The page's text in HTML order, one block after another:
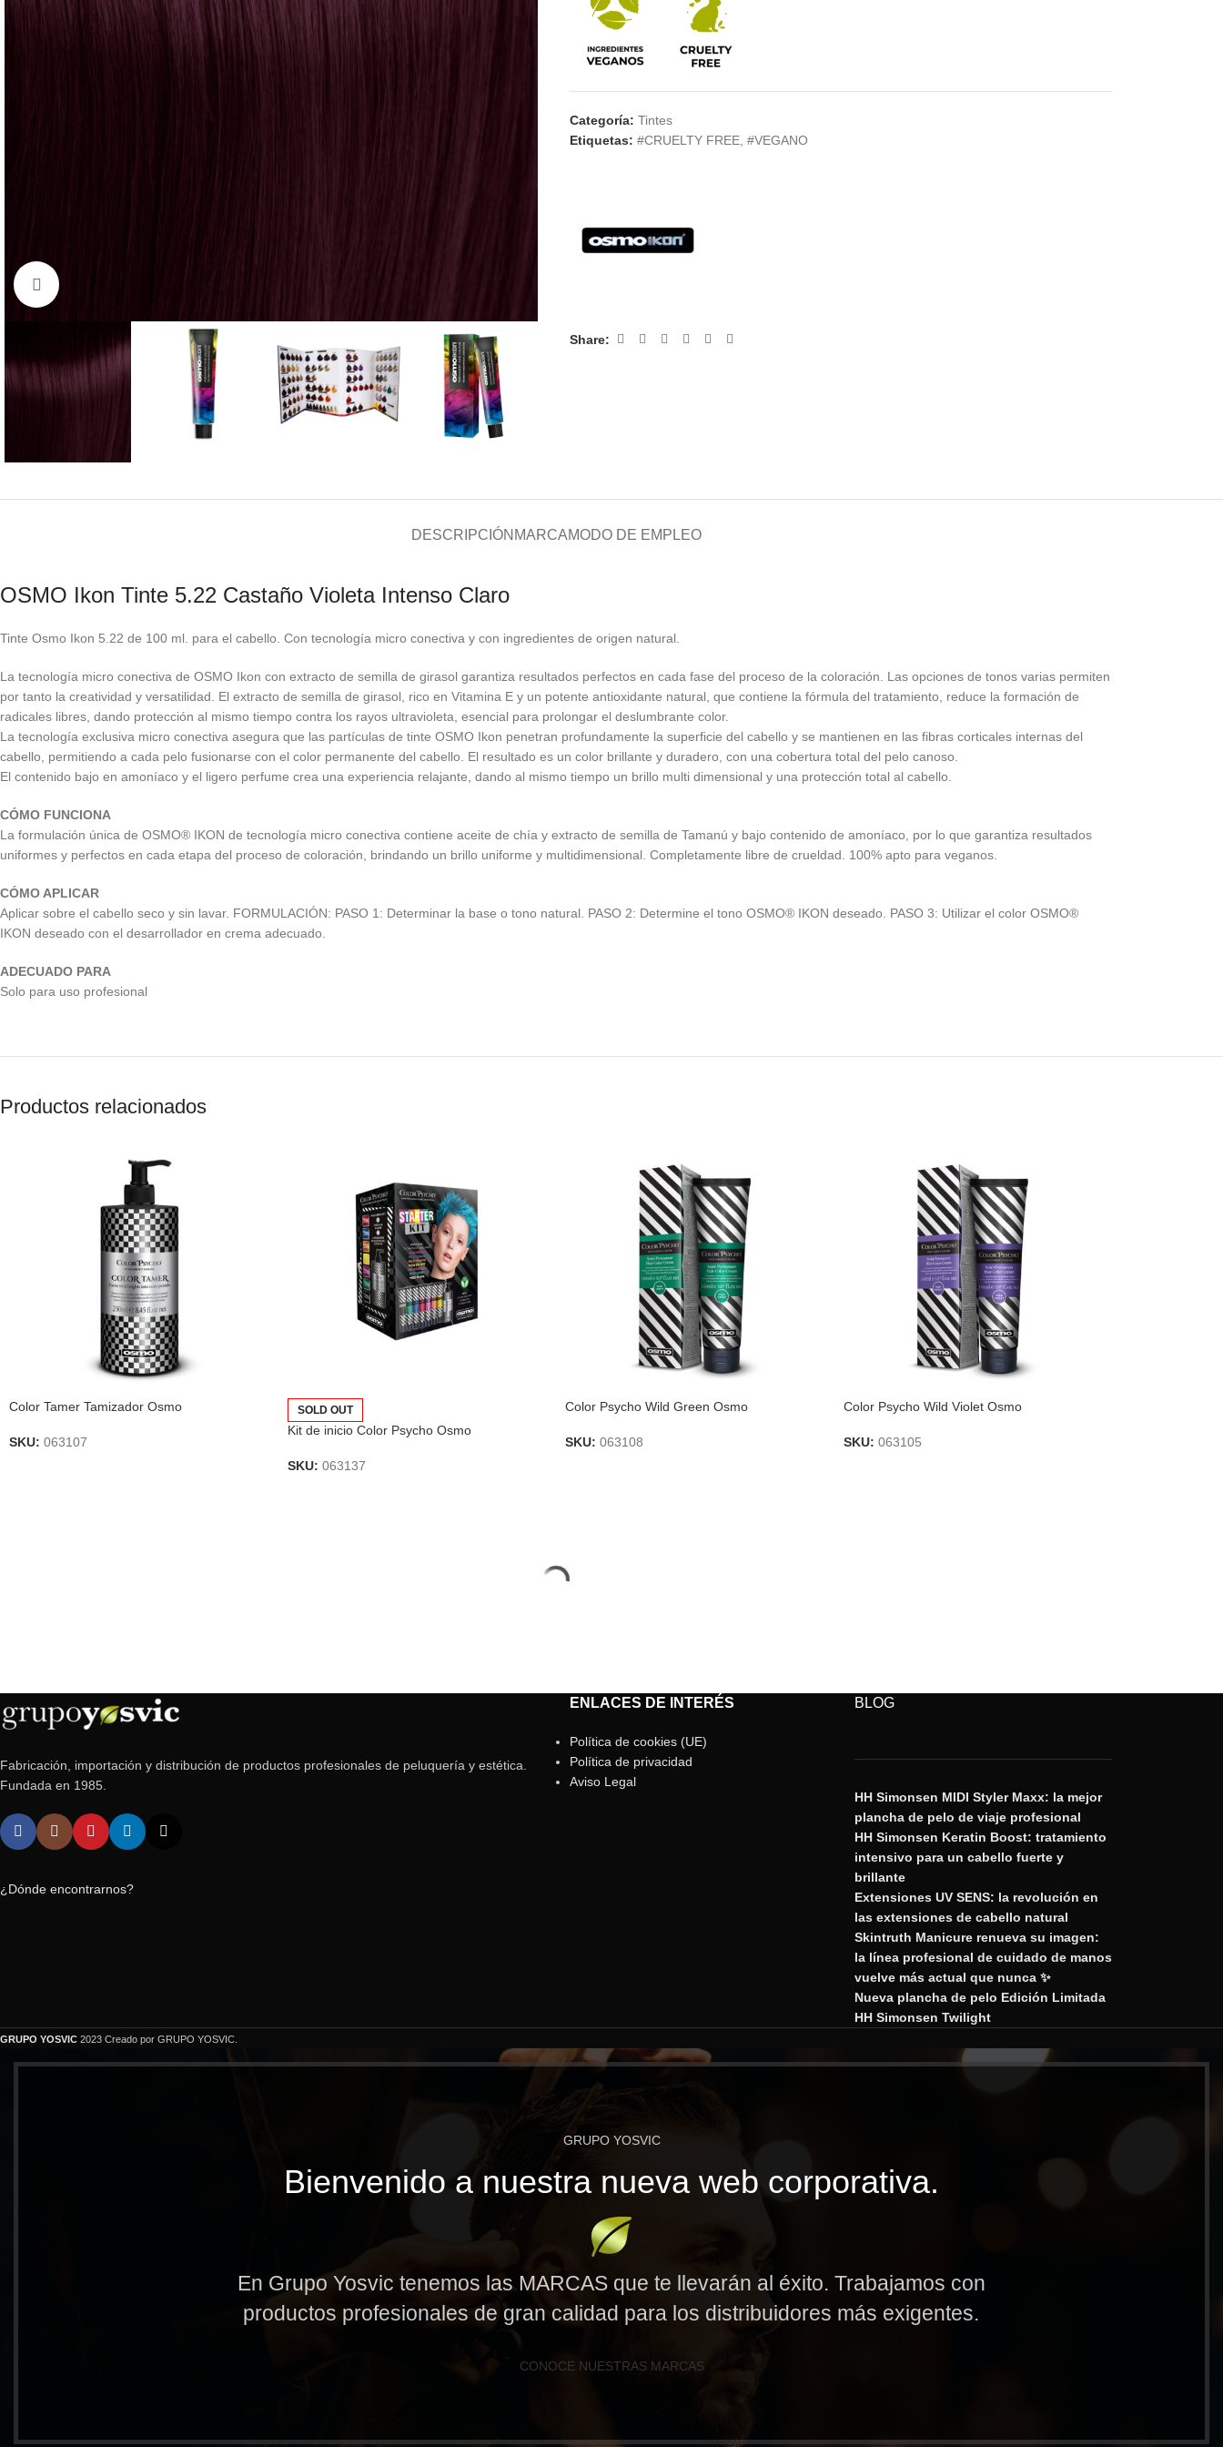
Categoría: Tintes
Etiquetas: #CRUELTY FREE, #VEGANO
Share:
DESCRIPCIÓN MARCAMODO DE EMPLEO
OSMO Ikon Tinte 5.22 Castaño Violeta Intenso Claro
Tinte Osmo Ikon 5.22 de 100 ml. para el cabello. Con tecnología micro conectiva y con ingredientes de origen natural.
La tecnología micro conectiva de OSMO Ikon con extracto de semilla de girasol garantiza resultados perfectos en cada fase del proceso de la coloración. Las opciones de tonos varias permiten
por tanto la creatividad y versatilidad. El extracto de semilla de girasol, rico en Vitamina E y un potente antioxidante natural, que contiene la fórmula del tratamiento, reduce la formación de
radicales libres, dando protección al mismo tiempo contra los rayos ultravioleta, esencial para prolongar el deslumbrante color.
La tecnología exclusiva micro conectiva asegura que las partículas de tinte OSMO Ikon penetran profundamente la superficie del cabello y se mantienen en las fibras corticales internas del
cabello, permitiendo a cada pelo fusionarse con el color permanente del cabello. El resultado es un color brillante y duradero, con una cobertura total del pelo canoso.
El contenido bajo en amoníaco y el ligero perfume crea una experiencia relajante, dando al mismo tiempo un brillo multi dimensional y una protección total al cabello.
CÓMO FUNCIONA
La formulación única de OSMO® IKON de tecnología micro conectiva contiene aceite de chía y extracto de semilla de Tamanú y bajo contenido de amoníaco, por lo que garantiza resultados
uniformes y perfectos en cada etapa del proceso de coloración, brindando un brillo uniforme y multidimensional. Completamente libre de crueldad. 100% apto para veganos.
CÓMO APLICAR
Aplicar sobre el cabello seco y sin lavar. FORMULACIÓN: PASO 1: Determinar la base o tono natural. PASO 2: Determine el tono OSMO® IKON deseado. PASO 3: Utilizar el color OSMO®
IKON deseado con el desarrollador en crema adecuado.
ADECUADO PARA
Solo para uso profesional
Productos relacionados
Color Tamer Tamizador Osmo
SKU: 063107
SOLD OUT
Kit de inicio Color Psycho Osmo
SKU: 063137
Color Psycho Wild Green Osmo
SKU: 063108
Color Psycho Wild Violet Osmo
SKU: 063105
Fabricación, importación y distribución de productos profesionales de peluquería y estética.
Fundada en 1985.
¿Dónde encontrarnos?
ENLACES DE INTERÉS
Política de cookies (UE)
Política de privacidad
Aviso Legal
BLOG
HH Simonsen MIDI Styler Maxx: la mejor
plancha de pelo de viaje profesional
HH Simonsen Keratin Boost: tratamiento
intensivo para un cabello fuerte y
brillante
Extensiones UV SENS: la revolución en
las extensiones de cabello natural
Skintruth Manicure renueva su imagen:
la línea profesional de cuidado de manos
vuelve más actual que nunca ✨
Nueva plancha de pelo Edición Limitada
HH Simonsen Twilight
GRUPO YOSVIC 2023 Creado por GRUPO YOSVIC.
GRUPO YOSVIC
Bienvenido a nuestra nueva web corporativa.
En Grupo Yosvic tenemos las MARCAS que te llevarán al éxito. Trabajamos con
productos profesionales de gran calidad para los distribuidores más exigentes.
CONOCE NUESTRAS MARCAS